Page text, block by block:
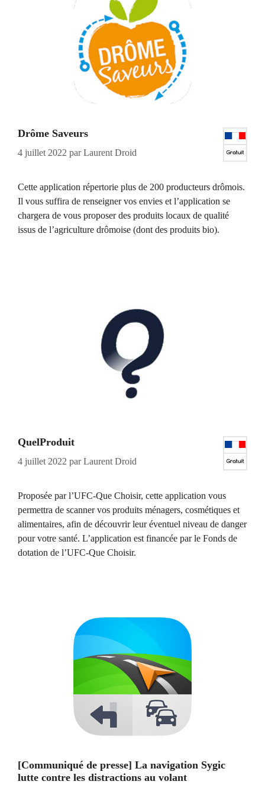
Drôme Saveurs
4 juillet 2022 parLaurent Droid
Cette application répertorie plus de 200 producteurs drômois.
Il vous suffira de renseigner vos envies et l’application se
chargera de vous proposer des produits locaux de qualité
issus de l’agriculture drômoise (dont des produits bio).
QuelProduit
4 juillet 2022 parLaurent Droid
Proposée par l’UFC-Que Choisir, cette application vous
permettra de scanner vos produits ménagers, cosmétiques et
alimentaires, afin de découvrir leur éventuel niveau de danger
pour votre santé. L’application est financée par le Fonds de
dotation de l’UFC-Que Choisir.
[Communiqué de presse] La navigation Sygic
lutte contre les distractions au volant